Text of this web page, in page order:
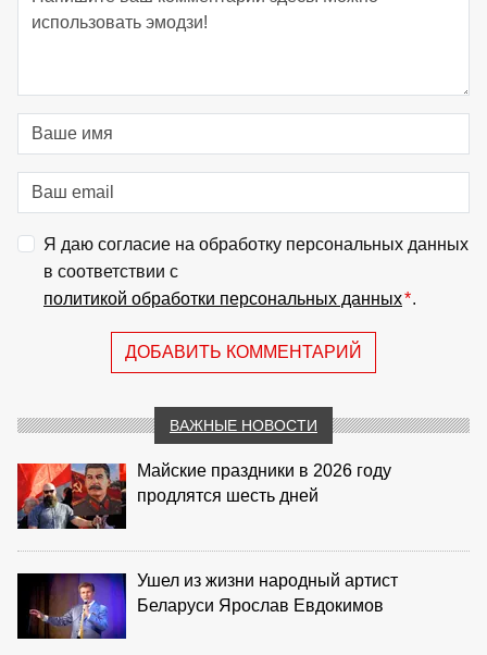
Я даю согласие на обработку персональных данных
в соответствии с
политикой обработки персональных данных*.
ДОБАВИТЬ КОММЕНТАРИЙ
ВАЖНЫЕ НОВОСТИ
Майские праздники в 2026 году
продлятся шесть дней
Ушел из жизни народный артист
Беларуси Ярослав Евдокимов